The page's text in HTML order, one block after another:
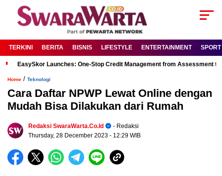
TERKINI BERITA BISNIS LIFESTYLE ENTERTAINMENT SPORT
EasySkor Launches: One-Stop Credit Management from Assessment
Home / Teknologi
Cara Daftar NPWP Lewat Online dengan
Mudah Bisa Dilakukan dari Rumah
Redaksi SwaraWarta.co.id
- Redaksi
Thursday, 28 December 2023 - 12:29 WIB